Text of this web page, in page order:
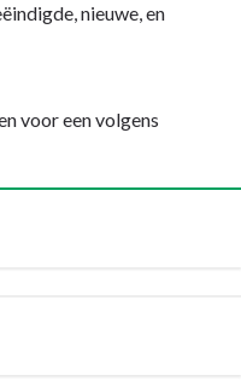
nieuwe, en
voor een volgens